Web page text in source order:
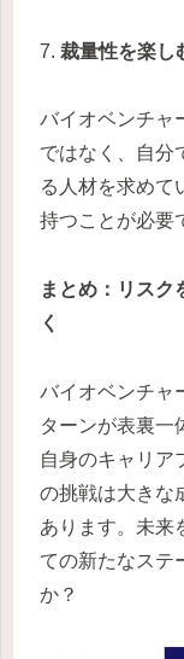
7. 裁量性を楽し
バイオベンチャ
ではなく、自分
る人材を求めて
持つことが必要
まとめ：リスク
く
バイオベンチャ
ターンが表裏一
自身のキャリア
の挑戦は大きな
あります。未来
ての新たなステ
か？